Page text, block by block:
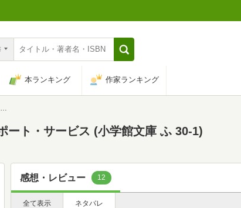
本ランキング 作家ランキング
ート・サービス (小学館文庫 ふ 30-1)
感想・レビュー 12
全て表示 ネタバレ